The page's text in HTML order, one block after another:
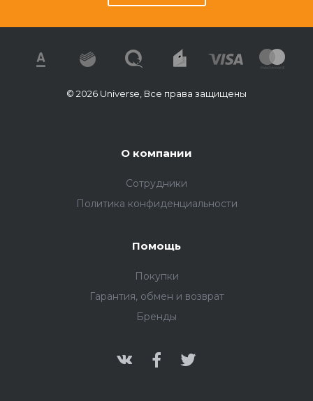
© 2026 Universe, Все права защищены
О компании
Сотрудники
Политика конфиденциальности
Помощь
Покупки
Гарантия, обмен и возврат
Бренды